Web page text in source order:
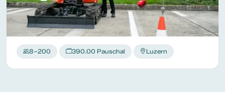
8–200 390.00 Pauschal Luzern